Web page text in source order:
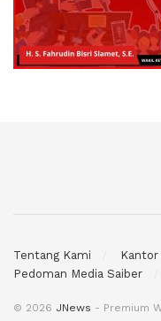
Tentang Kami
Kantor
Pedoman Media Saiber
© 2026 JNews - Premium